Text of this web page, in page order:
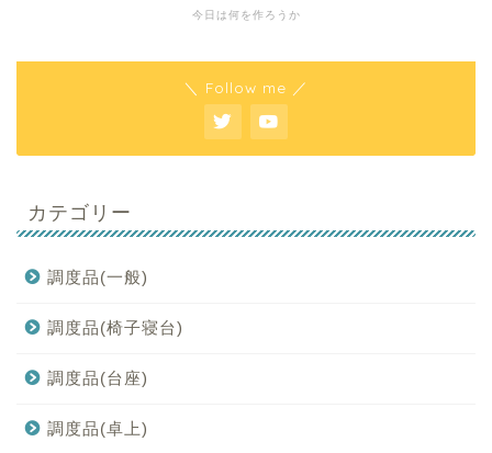
今日は何を作ろうか
＼ Follow me ／
カテゴリー
調度品(一般)
調度品(椅子寝台)
調度品(台座)
調度品(卓上)